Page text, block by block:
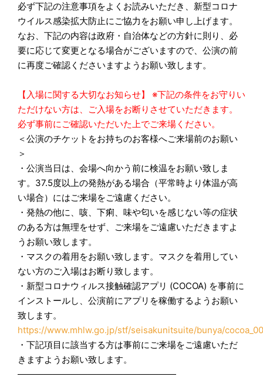
必ず下記の注意事項をよくお読みいただき、新型コロナ
ウイルス感染拡大防止にご協力をお願い申し上げます。
なお、下記の内容は政府・自治体などの方針に則り、必
要に応じて変更となる場合がございますので、公演の前
に再度ご確認くださいますようお願い致します。
【入場に関する大切なお知らせ】
※下記の条件をお守りい
ただけない方は、ご入場をお断りさせていただきます。
必ず事前にご確認いただいた上でご来場ください。
＜公演のチケットをお持ちのお客様へご来場前のお願い
＞
・公演当日は、会場へ向かう前に検温をお願い致しま
す。37.5度以上の発熱がある場合（平常時より体温が高
い場合）にはご来場をご遠慮ください。
・発熱の他に、咳、下痢、味や匂いを感じない等の症状
のある方は無理をせず、ご来場をご遠慮いただきますよ
うお願い致します。
・マスクの着用をお願い致します。マスクを着用してい
ない方のご入場はお断り致します。
・新型コロナウィルス接触確認アプリ (COCOA) を事前に
インストールし、公演前にアプリを稼働するようお願い
致します。
https://www.mhlw.go.jp/stf/seisakunitsuite/bunya/
・下記項目に該当する方は事前にご来場をご遠慮いただ
きますようお願い致します。